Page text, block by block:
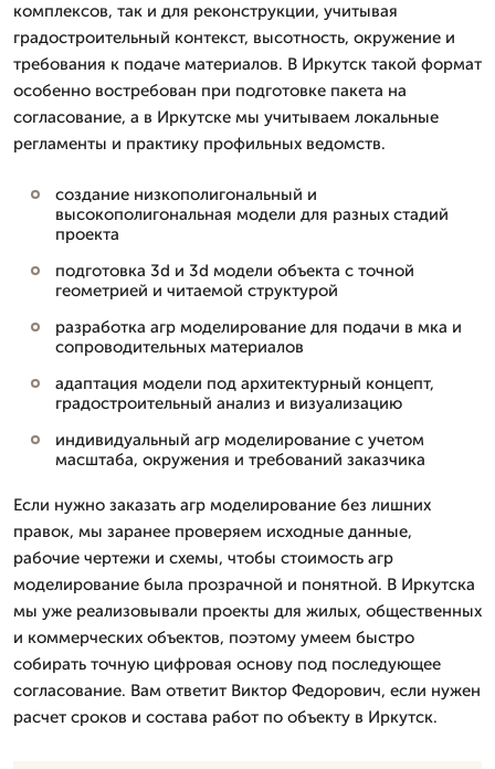
комплексов, так и для реконструкции, учитывая
градостроительный контекст, высотность, окружение и
требования к подаче материалов. В Иркутск такой формат
особенно востребован при подготовке пакета на
согласование, а в Иркутске мы учитываем локальные
регламенты и практику профильных ведомств.
создание низкополигональный и
высокополигональная модели для разных стадий
проекта
подготовка 3d и 3d модели объекта с точной
геометрией и читаемой структурой
разработка агр моделирование для подачи в мка и
сопроводительных материалов
адаптация модели под архитектурный концепт,
градостроительный анализ и визуализацию
индивидуальный агр моделирование с учетом
масштаба, окружения и требований заказчика
Если нужно заказать агр моделирование без лишних
правок, мы заранее проверяем исходные данные,
рабочие чертежи и схемы, чтобы стоимость агр
моделирование была прозрачной и понятной. В Иркутска
мы уже реализовывали проекты для жилых, общественных
и коммерческих объектов, поэтому умеем быстро
собирать точную цифровая основу под последующее
согласование. Вам ответит Виктор Федорович, если нужен
расчет сроков и состава работ по объекту в Иркутск.